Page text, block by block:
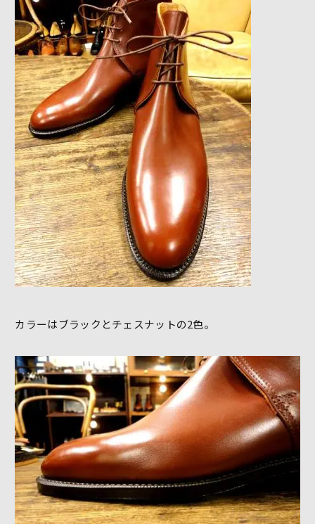
カラーはブラックとチェスナットの2色。